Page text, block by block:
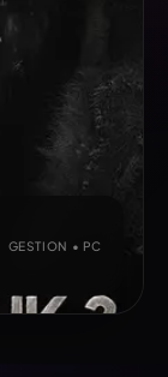
GESTION • PC